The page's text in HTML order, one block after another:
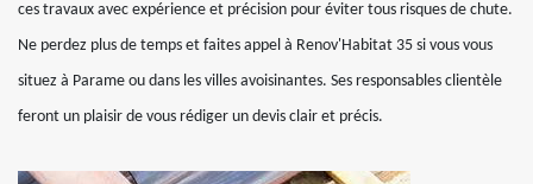
ces travaux avec expérience et précision pour éviter tous risques de chute.
Ne perdez plus de temps et faites appel à Renov'Habitat 35 si vous vous
situez à Parame ou dans les villes avoisinantes. Ses responsables clientèle
feront un plaisir de vous rédiger un devis clair et précis.